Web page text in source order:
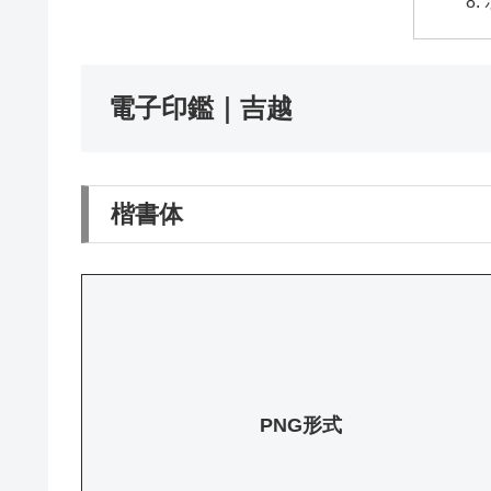
電子印鑑｜吉越
楷書体
PNG形式